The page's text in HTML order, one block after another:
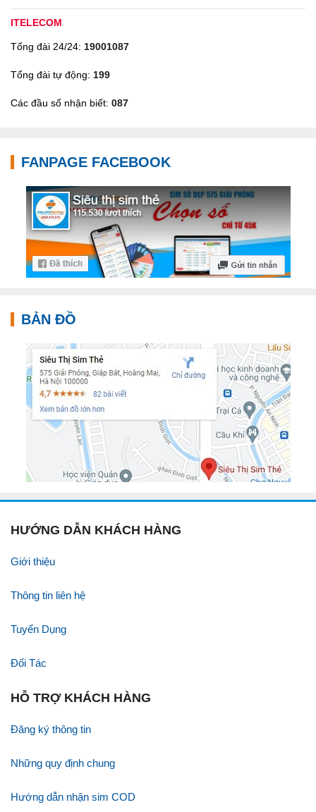
ITELECOM
Tổng đài 24/24: 19001087
Tổng đài tự động: 199
Các đầu số nhận biết: 087
FANPAGE FACEBOOK
BẢN ĐỒ
HƯỚNG DẪN KHÁCH HÀNG
Giới thiệu
Thông tin liên hệ
Tuyển Dụng
Đối Tác
HỖ TRỢ KHÁCH HÀNG
Đăng ký thông tin
Những quy định chung
Hướng dẫn nhận sim COD